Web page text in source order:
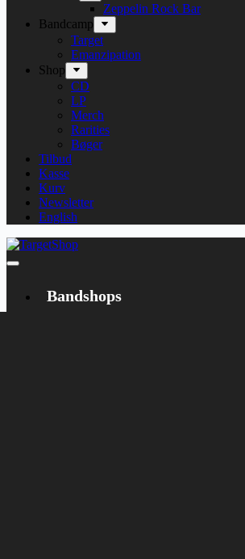
Zeppelin Rock Bar
Bandcamp
Target
Emanzipation
Shop
CD
LP
Merch
Rarities
Bøger
Tilbud
Kasse
Kurv
Newsletter
English
Bandshops